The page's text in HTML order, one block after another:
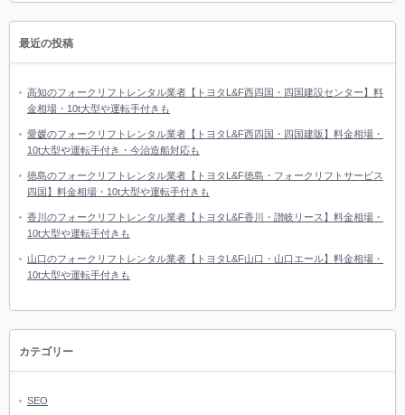
最近の投稿
高知のフォークリフトレンタル業者【トヨタL&F西四国・四国建設センター】料
金相場・10t大型や運転手付きも
愛媛のフォークリフトレンタル業者【トヨタL&F西四国・四国建販】料金相場・
10t大型や運転手付き・今治造船対応も
徳島のフォークリフトレンタル業者【トヨタL&F徳島・フォークリフトサービス
四国】料金相場・10t大型や運転手付きも
香川のフォークリフトレンタル業者【トヨタL&F香川・讃岐リース】料金相場・
10t大型や運転手付きも
山口のフォークリフトレンタル業者【トヨタL&F山口・山口エール】料金相場・
10t大型や運転手付きも
カテゴリー
SEO